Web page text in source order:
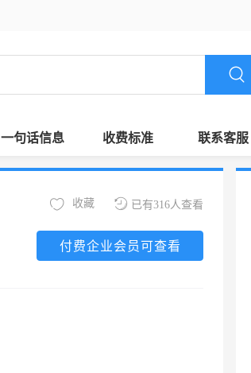
一句话信息 收费标准 联系客服
已有316人查看
收藏
付费企业会员可查看